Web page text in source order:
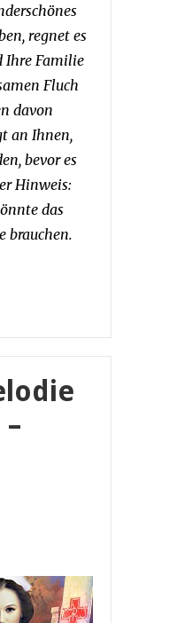
regnet es
Ihre Familie
Fluch
davon
an Ihnen,
bevor es
Hinweis:
das
brauchen.